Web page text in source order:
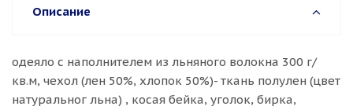
Описание
одеяло с наполнителем из льняного волокна 300 г/
кв.м, чехол (лен 50%, хлопок 50%)- ткань полулен (цвет
натуральног льна) , косая бейка, уголок, бирка,